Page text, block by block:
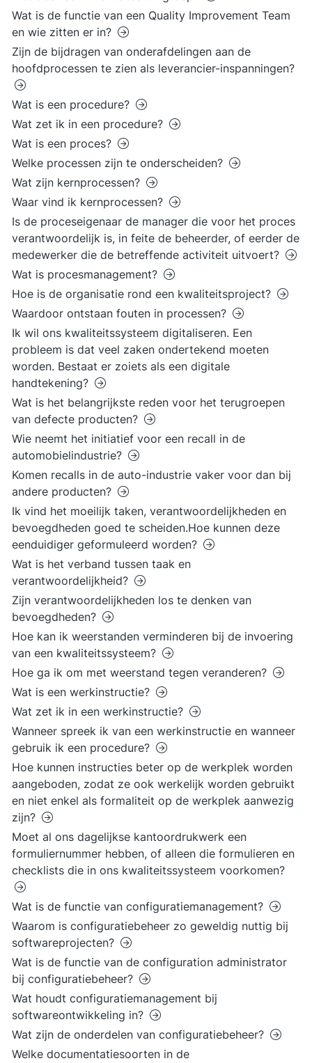
Wat is de functie van een Quality Improvement Team
en wie zitten er in?
Zijn de bijdragen van onderafdelingen aan de
hoofdprocessen te zien als leverancier-inspanningen?
Wat is een procedure?
Wat zet ik in een procedure?
Wat is een proces?
Welke processen zijn te onderscheiden?
Wat zijn kernprocessen?
Waar vind ik kernprocessen?
Is de proceseigenaar de manager die voor het proces
verantwoordelijk is, in feite de beheerder, of eerder de
medewerker die de betreffende activiteit uitvoert?
Wat is procesmanagement?
Hoe is de organisatie rond een kwaliteitsproject?
Waardoor ontstaan fouten in processen?
Ik wil ons kwaliteitssysteem digitaliseren. Een
probleem is dat veel zaken ondertekend moeten
worden. Bestaat er zoiets als een digitale
handtekening?
Wat is het belangrijkste reden voor het terugroepen
van defecte producten?
Wie neemt het initiatief voor een recall in de
automobielindustrie?
Komen recalls in de auto-industrie vaker voor dan bij
andere producten?
Ik vind het moeilijk taken, verantwoordelijkheden en
bevoegdheden goed te scheiden.Hoe kunnen deze
eenduidiger geformuleerd worden?
Wat is het verband tussen taak en
verantwoordelijkheid?
Zijn verantwoordelijkheden los te denken van
bevoegdheden?
Hoe kan ik weerstanden verminderen bij de invoering
van een kwaliteitssysteem?
Hoe ga ik om met weerstand tegen veranderen?
Wat is een werkinstructie?
Wat zet ik in een werkinstructie?
Wanneer spreek ik van een werkinstructie en wanneer
gebruik ik een procedure?
Hoe kunnen instructies beter op de werkplek worden
aangeboden, zodat ze ook werkelijk worden gebruikt
en niet enkel als formaliteit op de werkplek aanwezig
zijn?
Moet al ons dagelijkse kantoordrukwerk een
formuliernummer hebben, of alleen die formulieren en
checklists die in ons kwaliteitssysteem voorkomen?
Wat is de functie van configuratiemanagement?
Waarom is configuratiebeheer zo geweldig nuttig bij
softwareprojecten?
Wat is de functie van de configuration administrator
bij configuratiebeheer?
Wat houdt configuratiemanagement bij
softwareontwikkeling in?
Wat zijn de onderdelen van configuratiebeheer?
Welke documentatiesoorten in de